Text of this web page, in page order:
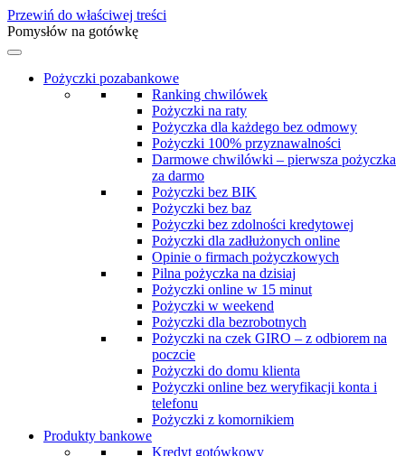
Przewiń do właściwej treści
Pomysłów na gotówkę
Pożyczki pozabankowe
Ranking chwilówek
Pożyczki na raty
Pożyczka dla każdego bez odmowy
Pożyczki 100% przyznawalności
Darmowe chwilówki – pierwsza pożyczka
za darmo
Pożyczki bez BIK
Pożyczki bez baz
Pożyczki bez zdolności kredytowej
Pożyczki dla zadłużonych online
Opinie o firmach pożyczkowych
Pilna pożyczka na dzisiaj
Pożyczki online w 15 minut
Pożyczki w weekend
Pożyczki dla bezrobotnych
Pożyczki na czek GIRO – z odbiorem na
poczcie
Pożyczki do domu klienta
Pożyczki online bez weryfikacji konta i
telefonu
Pożyczki z komornikiem
Produkty bankowe
Kredyt gotówkowy